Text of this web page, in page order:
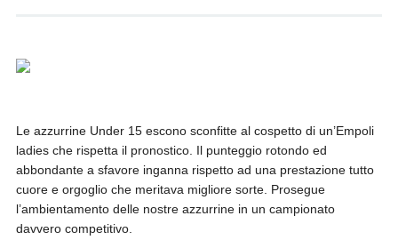
Le azzurrine Under 15 escono sconfitte al cospetto di un’Empoli
ladies che rispetta il pronostico. Il punteggio rotondo ed
abbondante a sfavore inganna rispetto ad una prestazione tutto
cuore e orgoglio che meritava migliore sorte. Prosegue
l’ambientamento delle nostre azzurrine in un campionato
davvero competitivo.